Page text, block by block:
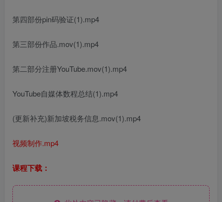
第四部份pin码验证(1).mp4
第三部份作品.mov(1).mp4
第二部分注册YouTube.mov(1).mp4
YouTube自媒体数程总结(1).mp4
(更新补充)新加坡税务信息.mov(1).mp4
视频制作.mp4
课程下载：